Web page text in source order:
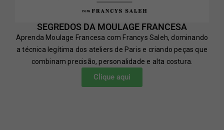
SEGREDOS DA MOULAGE FRANCESA
Aprenda Moulage Francesa com Francys Saleh, dominando
a técnica legítima dos ateliers de Paris e criando peças que
combinam precisão, personalidade e alta costura.
Clique aqui